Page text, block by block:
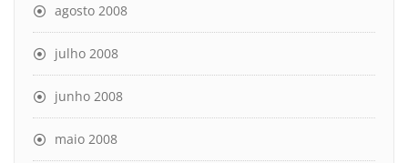
agosto 2008
julho 2008
junho 2008
maio 2008